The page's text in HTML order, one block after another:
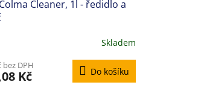
Cleaner, 1l - ředidlo a
Skladem
bez DPH
Kč Do košíku